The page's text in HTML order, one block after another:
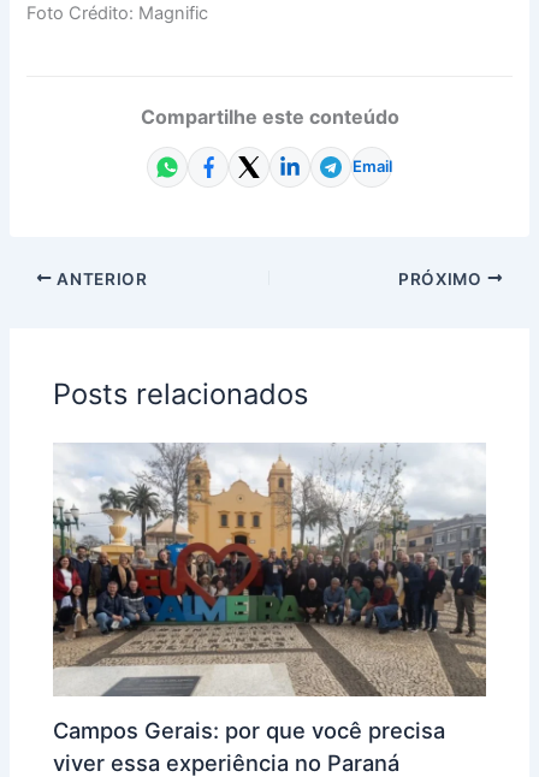
Foto Crédito: Magnific
Compartilhe este conteúdo
Email
ANTERIOR PRÓXIMO
Posts relacionados
Campos Gerais: por que você precisa
viver essa experiência no Paraná